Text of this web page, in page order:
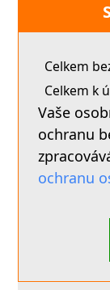
Celkem
Celkem k
Vaše
ochranu
ochranu